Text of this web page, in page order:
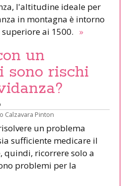
l'altitudine ideale per
in montagna è intorno
ai 1500. »
un
sono rischi
Calzavara Pinton
un problema
sufficiente medicare il
quindi, ricorrere solo a
problemi per la